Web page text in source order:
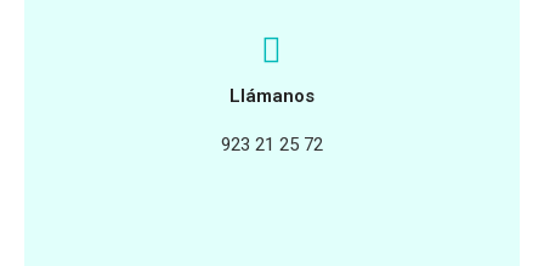
Llámanos
923 21 25 72